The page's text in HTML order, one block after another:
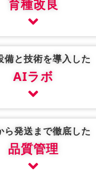
育種改良
備と技術を導入した
AIラボ
ら発送まで徹底した
品質管理